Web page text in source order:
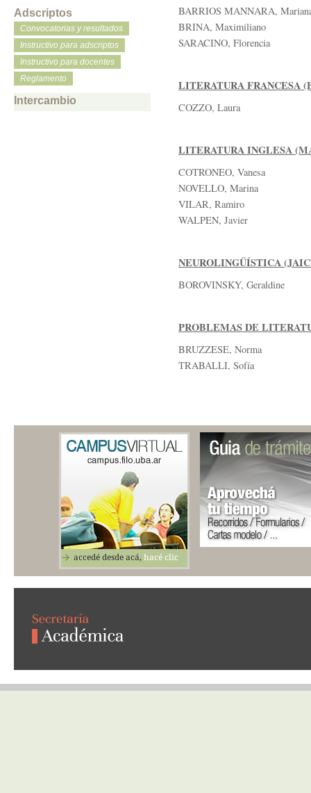
Adscriptos
Convocatorias y resultados
Instructivo para adscriptos
Instructivo para docentes
Reglamento
Intercambio
BARRIOS MANNARA,
BRINA, Maximiliano
SARACINO, Florencia
LITERATURA FRANCESA
COZZO, Laura
LITERATURA INGLESA
COTRONEO, Vanesa
NOVELLO, Marina
VILAR, Ramiro
WALPEN, Javier
NEUROLINGÜÍSTICA
BOROVINSKY, Geraldine
PROBLEMAS DE
BRUZZESE, Norma
TRABALLI, Sofía